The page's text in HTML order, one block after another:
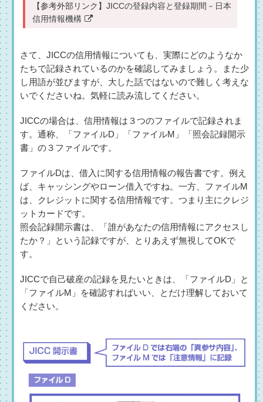
【参考外部リンク】 JICCの登録内容と登録期間－日本
信用情報機構
さて、JICCの信用情報についても、実際にどのようなか
たちで記録されているのかを確認してみましょう。また少
し用語が並びますが、大した話ではないので難しく考えな
いでくださいね。気軽に読み流してください。
JICCの場合は、信用情報は３つのファイルで記録されま
す。通称、「ファイルD」「ファイルM」「照会記録開示
書」の３ファイルです。
ファイルDは、借入に関する信用情報の報告書です。例え
ば、キャッシングやローン借入ですね。一方、ファイルM
は、クレジットに関する信用情報です。つまり主にクレジ
ットカードです。
照会記録開示書は、「誰があなたの信用情報にアクセスし
たか？」という記録ですが、とりあえず無視してOKで
す。
JICCで自己破産の記録を見たいときは、「ファイルD」と
「ファイルM」を確認すればいい、とだけ理解しておいて
ください。